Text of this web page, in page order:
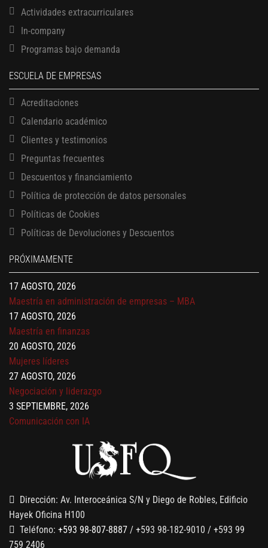
Actividades extracurriculares
In-company
Programas bajo demanda
ESCUELA DE EMPRESAS
Acreditaciones
Calendario académico
Clientes y testimonios
Preguntas frecuentes
Descuentos y financiamiento
Política de protección de datos personales
Políticas de Cookies
Políticas de Devoluciones y Descuentos
PRÓXIMAMENTE
13 AGOSTO, 2026
17 AGOSTO, 2026
Gerencia de empresas familiares
17 AGOSTO, 2026
Maestría en administración de empresas – MBA
17 AGOSTO, 2026
Maestría en finanzas
20 AGOSTO, 2026
Mujeres líderes
27 AGOSTO, 2026
Negociación y liderazgo
3 SEPTIEMBRE, 2026
Comunicación con IA
Gobernanza de datos
13 AGOSTO, 2026
Finanzas para no financieros
Dirección: Av. Interoceánica S/N y Diego de Robles, Edificio
Hayek Oficina H100
Teléfono: +593 98-807-8887 / +593 98-182-9010 / +593 99
759 2406